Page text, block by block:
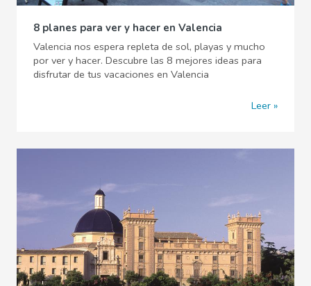
8 planes para ver y hacer en Valencia
Valencia nos espera repleta de sol, playas y mucho
por ver y hacer. Descubre las 8 mejores ideas para
disfrutar de tus vacaciones en Valencia
Leer